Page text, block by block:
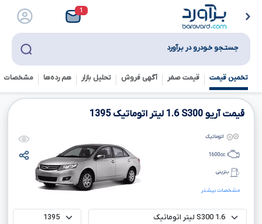
1
جستـجو خـودرو در بـرآورد
تخمین قیمت قیمت صفر آگهی فروش تحلیل بازار هم رده‌ها‌ مشخصات
قیمت آریو S300
1.6 لیتر اتوماتیک1395
مشخصات بیشتر
اتوماتیک
1600cc
بنزینی